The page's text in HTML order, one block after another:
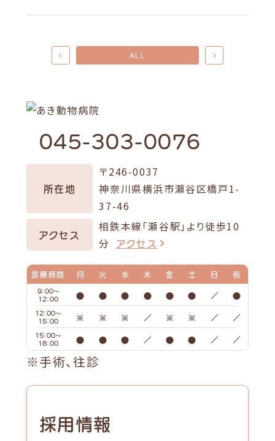
ALL
045-303-0076
所在地
〒246-0037
神奈川県横浜市瀬谷区橋戸1-
37-46
アクセス
相鉄本線「瀬谷駅」より徒歩10
分 アクセス
診療時間 月 火 水 木 金 土 日 祝
9：00～
12：00 ● ● ● ● ● ● ／ ●
12：00～
15：00 ※ ※ ※ ／ ※ ※ ／ ／
15：00～
18：00 ● ● ● ／ ● ● ／ ／
※手術、往診
採用情報